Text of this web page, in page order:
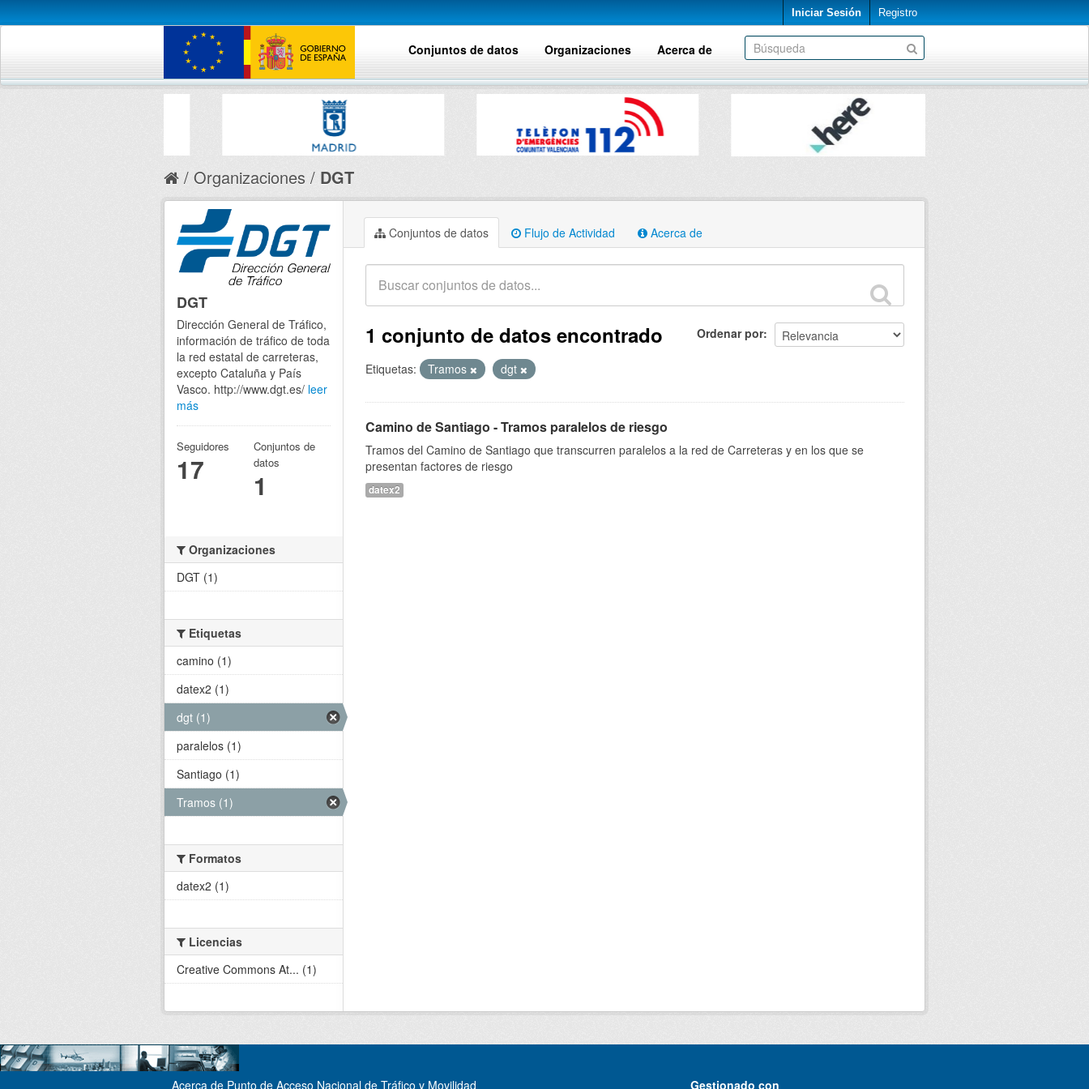
Iniciar Sesión Registro
Conjuntos de datos Organizaciones Acerca de
Organizaciones DGT
Conjuntos de datos Flujo de Actividad Acerca de
Ordenar por
1 conjunto de datos encontrado
Etiquetas: Tramos dgt
Camino de Santiago - Tramos paralelos de riesgo
Tramos del Camino de Santiago que transcurren paralelos a la red de Carreteras y en los que se
presentan factores de riesgo
datex2
DGT
Dirección General de Tráfico,
información de tráfico de toda
la red estatal de carreteras,
excepto Cataluña y País
Vasco. http://www.dgt.es/ leer
más
Seguidores
17
Conjuntos de
datos
1
Organizaciones
DGT (1)
Etiquetas
camino (1)
datex2 (1)
dgt (1)
paralelos (1)
Santiago (1)
Tramos (1)
Formatos
datex2 (1)
Licencias
Creative Commons At... (1)
Acerca de Punto de Acceso Nacional de Tráfico y Movilidad Gestionado con